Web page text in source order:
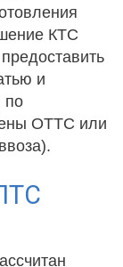
КТС
и
по
ОТТС или